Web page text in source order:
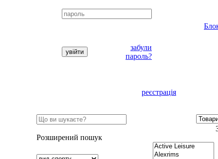
забули
пароль?
реєстрація
Розширений пошук